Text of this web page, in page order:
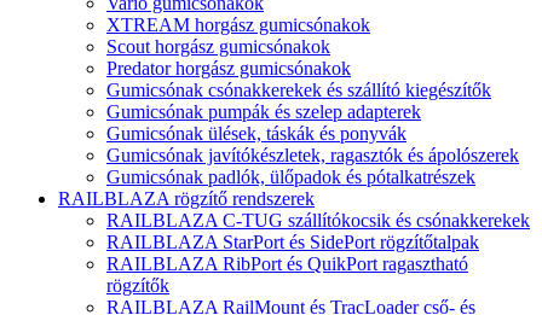
XTREAM horgász gumicsónakok
Scout horgász gumicsónakok
Predator horgász gumicsónakok
Gumicsónak csónakkerekek és szállító kiegészítők
Gumicsónak pumpák és szelep adapterek
Gumicsónak ülések, táskák és ponyvák
Gumicsónak javítókészletek, ragasztók és ápolószerek
Gumicsónak padlók, ülőpadok és pótalkatrészek
RAILBLAZA rögzítő rendszerek
RAILBLAZA C-TUG szállítókocsik és csónakkerekek
RAILBLAZA StarPort és SidePort rögzítőtalpak
RAILBLAZA RibPort és QuikPort ragasztható
rögzítők
RAILBLAZA RailMount és TracLoader cső- és